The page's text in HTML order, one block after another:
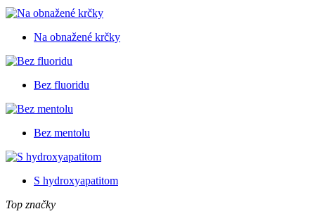
Na obnažené krčky
Bez fluoridu
Bez mentolu
S hydroxyapatitom
Top značky